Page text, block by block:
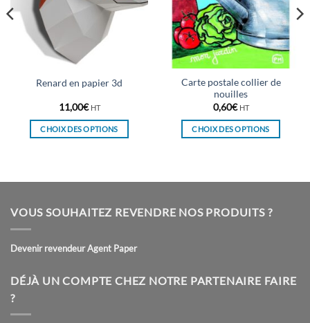
Renard en papier 3d
11,00€ HT
CHOIX DES OPTIONS
Les
peuvent
choisies
Carte postale collier de
nouilles
0,60€ HT
CHOIX DES OPTIONS
Les
choisies
VOUS SOUHAITEZ REVENDRE NOS PRODUITS ?
Devenir revendeur Agent Paper
DÉJÀ UN COMPTE CHEZ NOTRE PARTENAIRE FAIRE
?